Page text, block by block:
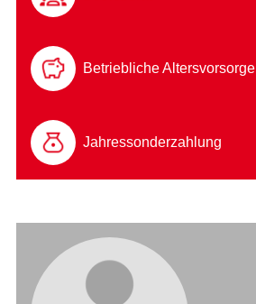
Betriebliche Altersvorsorge
Jahressonderzahlung